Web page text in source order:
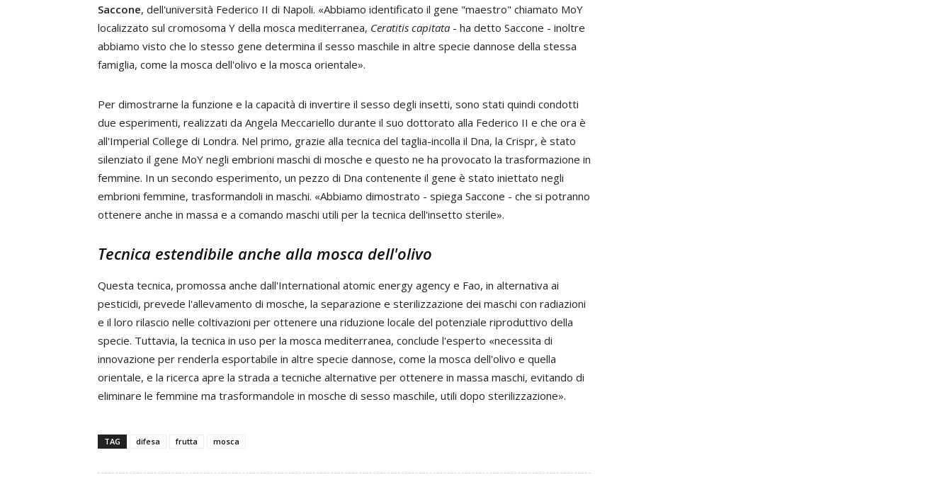
Saccone, dell'università Federico II di Napoli. «Abbiamo identificato il gene "maestro" chiamato MoY
localizzato sul cromosoma Y della mosca mediterranea, Ceratitis capitata - ha detto Saccone - inoltre
abbiamo visto che lo stesso gene determina il sesso maschile in altre specie dannose della stessa
famiglia, come la mosca dell'olivo e la mosca orientale».
Per dimostrarne la funzione e la capacità di invertire il sesso degli insetti, sono stati quindi condotti
due esperimenti, realizzati da Angela Meccariello durante il suo dottorato alla Federico II e che ora è
all'Imperial College di Londra. Nel primo, grazie alla tecnica del taglia-incolla il Dna, la Crispr, è stato
silenziato il gene MoY negli embrioni maschi di mosche e questo ne ha provocato la trasformazione in
femmine. In un secondo esperimento, un pezzo di Dna contenente il gene è stato iniettato negli
embrioni femmine, trasformandoli in maschi. «Abbiamo dimostrato - spiega Saccone - che si potranno
ottenere anche in massa e a comando maschi utili per la tecnica dell'insetto sterile».
Tecnica estendibile anche alla mosca dell'olivo
Questa tecnica, promossa anche dall'International atomic energy agency e Fao, in alternativa ai
pesticidi, prevede l'allevamento di mosche, la separazione e sterilizzazione dei maschi con radiazioni
e il loro rilascio nelle coltivazioni per ottenere una riduzione locale del potenziale riproduttivo della
specie. Tuttavia, la tecnica in uso per la mosca mediterranea, conclude l'esperto «necessita di
innovazione per renderla esportabile in altre specie dannose, come la mosca dell'olivo e quella
orientale, e la ricerca apre la strada a tecniche alternative per ottenere in massa maschi, evitando di
eliminare le femmine ma trasformandole in mosche di sesso maschile, utili dopo sterilizzazione».
TAG difesa frutta mosca